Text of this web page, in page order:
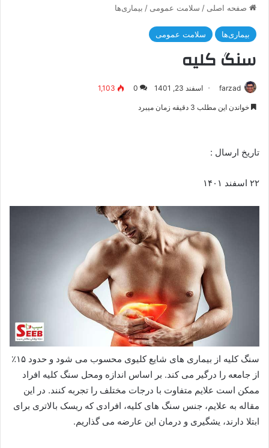
صفحه اصلی / سلامت عمومی / بیماری‌ها
بیماری‌ها سلامت عمومی
سنگ کلیه
farzad اسفند 23, 1401 0
1,103
خواندن این مطلب 3 دقیقه زمان میبرد
تاریخ ارسال :
۲۲ اسفند ۱۴۰۱
سنگ کلیه از بیماری های شایع کلیوی محسوب می شود و حدود ۱۵٪
از جامعه را درگیر می کند. بر اساس اندازه و‌محل سنگ کلیه افراد
ممکن‌ است ‌علایم متفاوت با درجات مختلف را تجربه کنند. در این
مقاله به علایم، جنس سنگ های کلیه، افرادی که ریسک بالاتری برای
ابتلا دارند، یشگیری و درمان این عارضه می گذاریم.